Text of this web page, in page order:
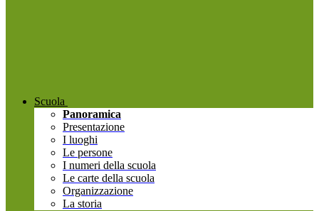
Scuola
Panoramica
Presentazione
I luoghi
Le persone
I numeri della scuola
Le carte della scuola
Organizzazione
La storia